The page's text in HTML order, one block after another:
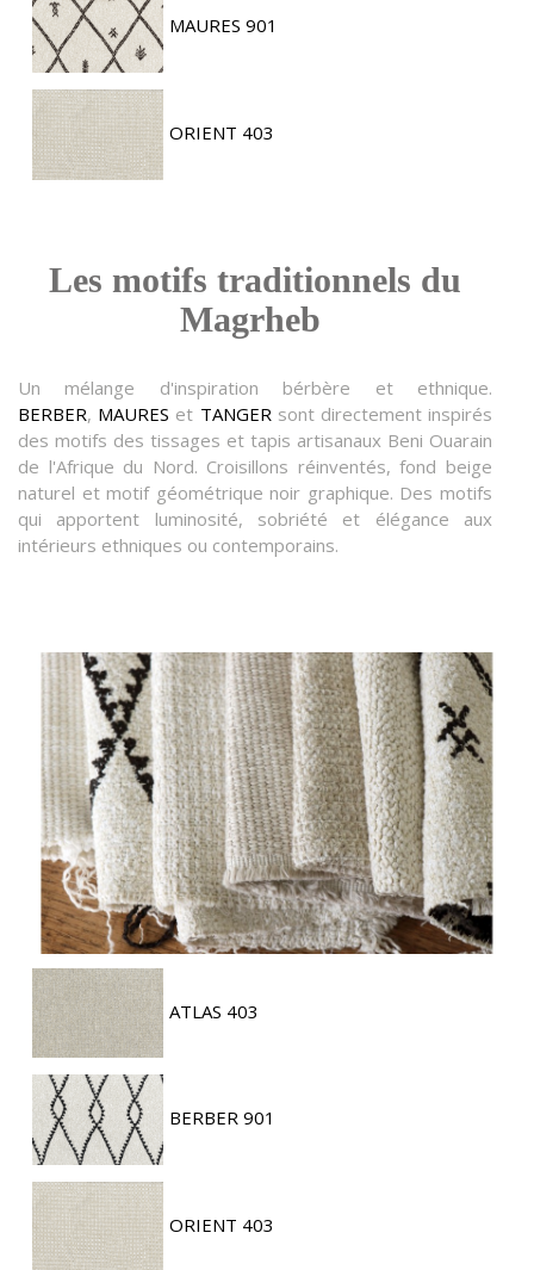
MAURES 901
ORIENT 403
Les motifs traditionnels du
Magrheb
Un mélange d'inspiration bérbère et ethnique.
BERBER, MAURES et TANGER sont directement inspirés
des motifs des tissages et tapis artisanaux Beni Ouarain
de l'Afrique du Nord. Croisillons réinventés, fond beige
naturel et motif géométrique noir graphique. Des motifs
qui apportent luminosité, sobriété et élégance aux
intérieurs ethniques ou contemporains.
ATLAS 403
BERBER 901
ORIENT 403